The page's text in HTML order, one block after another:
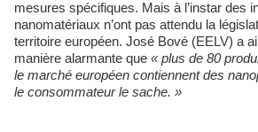
mesures spécifiques. Mais à l’instar des
nanomatériaux n’ont pas attendu la
territoire européen. José Bové (EELV) a
manière alarmante que « plus de 80
le marché européen contiennent des
le consommateur le sache. »